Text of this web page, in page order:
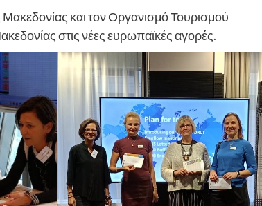
και τον Οργανισμό Τουρισμού
στις νέες ευρωπαϊκές αγορές.